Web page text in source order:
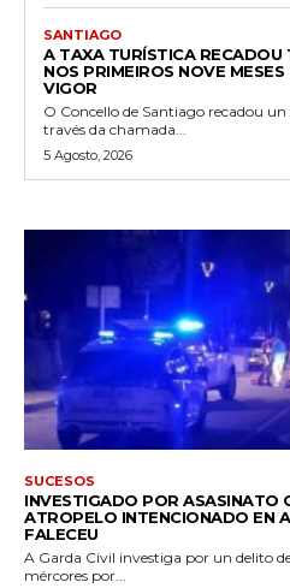
SANTIAGO
A TAXA TURÍSTICA RECADOU
NOS PRIMEIROS NOVE
VIGOR
O Concello de Santiago recadou un
través da chamada...
5 Agosto, 2026
SUCESOS
INVESTIGADO POR ASASINATO
ATROPELO INTENCIONADO EN
FALECEU
A Garda Civil investiga por un delito
mércores por...